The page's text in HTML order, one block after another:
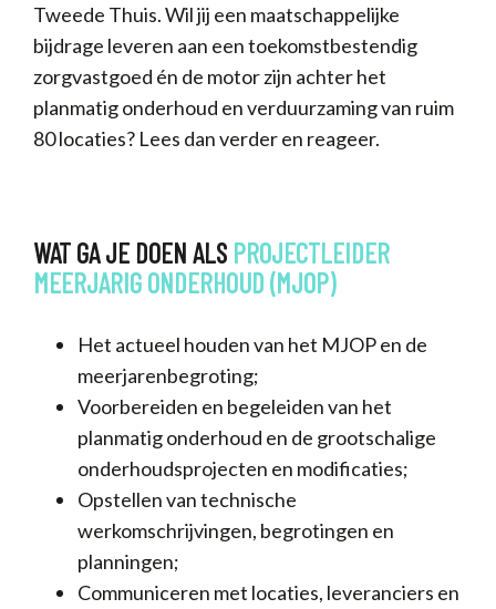
Tweede Thuis. Wil jij een maatschappelijke
bijdrage leveren aan een toekomstbestendig
zorgvastgoed én de motor zijn achter het
planmatig onderhoud en verduurzaming van ruim
80 locaties? Lees dan verder en reageer.
WAT GA JE DOEN ALS PROJECTLEIDER
MEERJARIG ONDERHOUD (MJOP)
Het actueel houden van het MJOP en de
meerjarenbegroting;
Voorbereiden en begeleiden van het
planmatig onderhoud en de grootschalige
onderhoudsprojecten en modificaties;
Opstellen van technische
werkomschrijvingen, begrotingen en
planningen;
Communiceren met locaties, leveranciers en